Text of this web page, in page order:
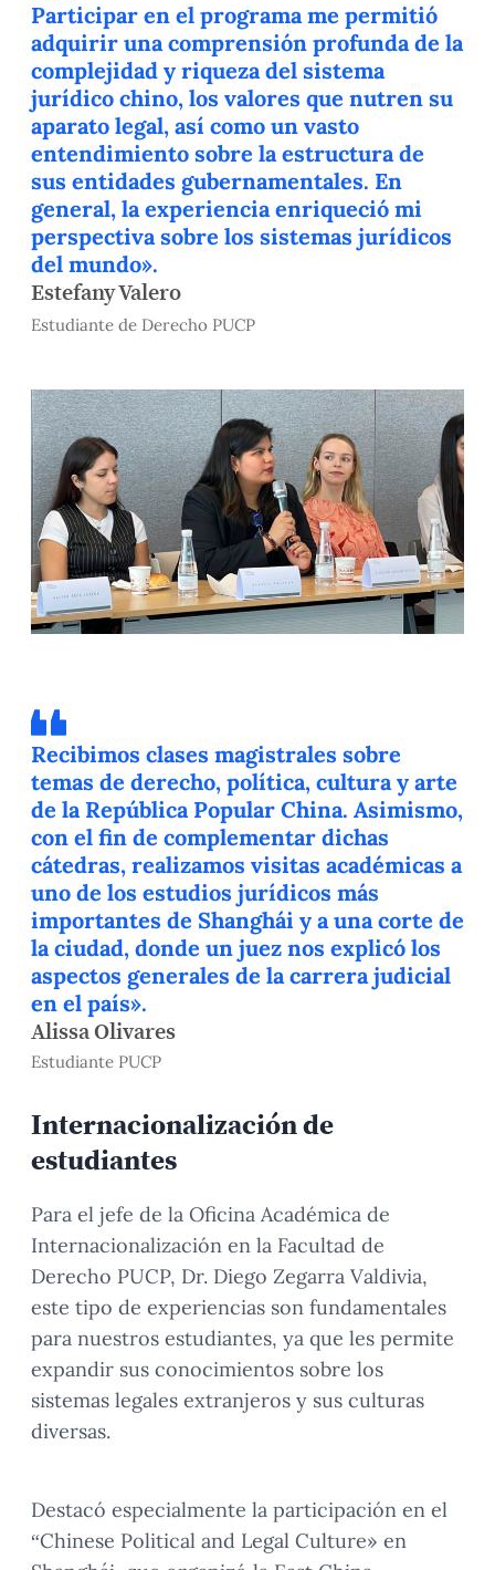
Participar en el programa me permitió
adquirir una comprensión profunda de la
complejidad y riqueza del sistema
jurídico chino, los valores que nutren su
aparato legal, así como un vasto
entendimiento sobre la estructura de
sus entidades gubernamentales. En
general, la experiencia enriqueció mi
perspectiva sobre los sistemas jurídicos
del mundo».
Estefany Valero
Estudiante de Derecho PUCP
Recibimos clases magistrales sobre
temas de derecho, política, cultura y arte
de la República Popular China. Asimismo,
con el fin de complementar dichas
cátedras, realizamos visitas académicas a
uno de los estudios jurídicos más
importantes de Shanghái y a una corte de
la ciudad, donde un juez nos explicó los
aspectos generales de la carrera judicial
en el país».
Alissa Olivares
Estudiante PUCP
Internacionalización de
estudiantes
Para el jefe de la Oficina Académica de
Internacionalización en la Facultad de
Derecho PUCP, Dr. Diego Zegarra Valdivia,
este tipo de experiencias son fundamentales
para nuestros estudiantes, ya que les permite
expandir sus conocimientos sobre los
sistemas legales extranjeros y sus culturas
diversas.
Destacó especialmente la participación en el
“Chinese Political and Legal Culture» en